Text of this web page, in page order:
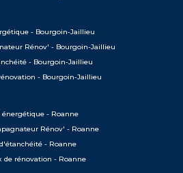
- Bourgoin-Jaillieu
Rénov' - Bourgoin-Jaillieu
- Bourgoin-Jaillieu
- Bourgoin-Jaillieu
énergétique - Roanne
Rénov' - Roanne
- Roanne
de rénovation - Roanne